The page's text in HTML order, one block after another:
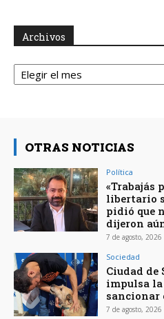
Archivos
Archivos
OTRAS NOTICIAS
Política
«Trabajás
libertario
pidió que
dijeron
7 de agosto, 2026
Sociedad
Ciudad
impulsa
7 de agosto, 2026